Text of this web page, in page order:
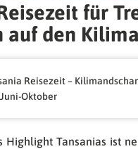
für
auf den
Reisezeit –
Oktober
Highlight Tansanias ist